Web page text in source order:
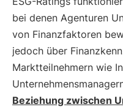
bei denen Agenturen
von Finanzfaktoren
jedoch über
Marktteilnehmern wie
Beziehung zwischen